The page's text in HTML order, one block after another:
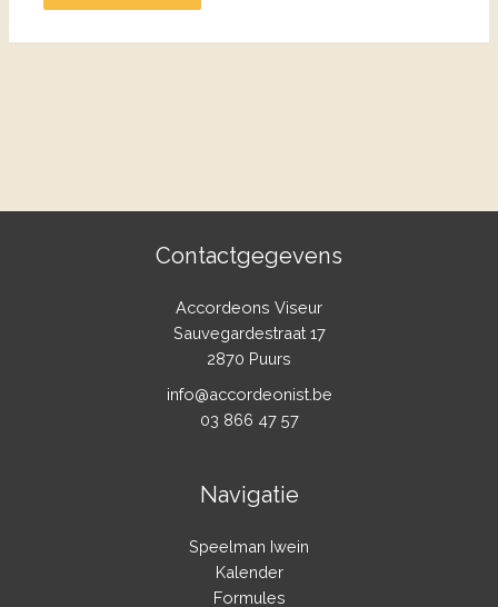
Contactgegevens
Accordeons Viseur
Sauvegardestraat 17
2870 Puurs
info@accordeonist.be
03 866 47 57
Navigatie
Speelman Iwein
Kalender
Formules